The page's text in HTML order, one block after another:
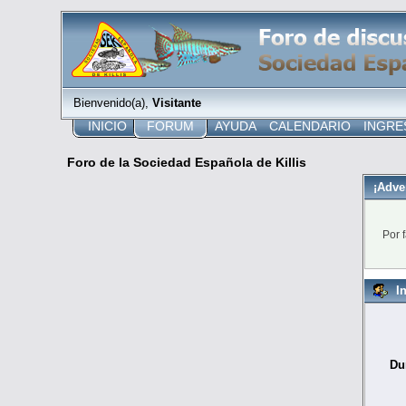
Bienvenido(a), Visitante
INICIO FORUM AYUDA CALENDARIO
Foro de la Sociedad Española de Killis
Por